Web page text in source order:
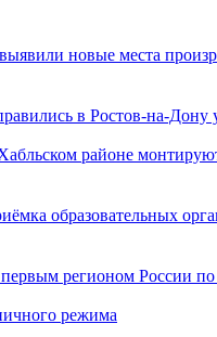
новые места
в Ростов-на-Дону
районе
образовательных
первым регионом России
режима